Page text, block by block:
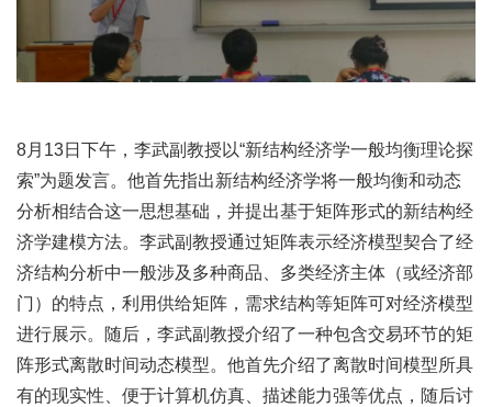
8月13日下午，李武副教授以“新结构经济学一般均衡理论探
索”为题发言。他首先指出新结构经济学将一般均衡和动态
分析相结合这一思想基础，并提出基于矩阵形式的新结构经
济学建模方法。李武副教授通过矩阵表示经济模型契合了经
济结构分析中一般涉及多种商品、多类经济主体（或经济部
门）的特点，利用供给矩阵，需求结构等矩阵可对经济模型
进行展示。随后，李武副教授介绍了一种包含交易环节的矩
阵形式离散时间动态模型。他首先介绍了离散时间模型所具
有的现实性、便于计算机仿真、描述能力强等优点，随后讨